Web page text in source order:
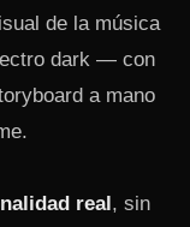
de la música
dark — con
a mano
real, sin